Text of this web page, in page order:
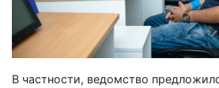
В частности, ведомство